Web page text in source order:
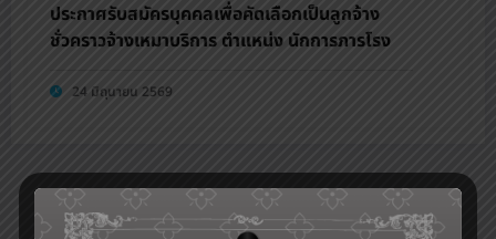
ประกาศรับสมัครบุคคลเพื่อคัดเลือกเป็นลูกจ้าง
ชั่วคราวจ้างเหมาบริการ ตำแหน่ง นักการภารโรง
24 มิถุนายน 2569